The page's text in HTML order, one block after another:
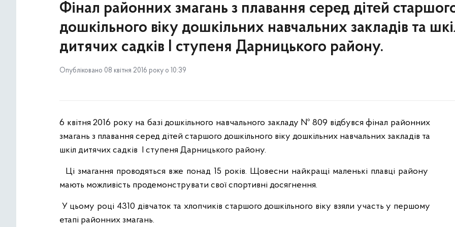
Фінал районних змагань з плавання серед дітей
дошкільного віку дошкільних навчальних закладів та
дитячих садків І ступеня Дарницького району.
Опубліковано 08 квітня 2016 року о 10:39
6 квітня 2016 року на базі дошкільного навчального закладу № 809 відбувся фінал районних
змагань з плавання серед дітей старшого дошкільного віку дошкільних навчальних закладів та
шкіл дитячих садків І ступеня Дарницького району.
Ці змагання проводяться вже понад 15 років. Щовесни найкращі маленькі плавці району
мають можливість продемонструвати свої спортивні досягнення.
У цьому році 4310 дівчаток та хлопчиків старшого дошкільного віку взяли участь у першому
етапі районних змагань.